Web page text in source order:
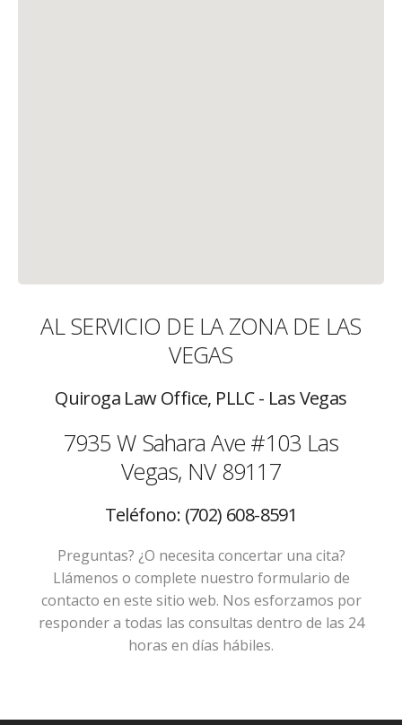
AL SERVICIO DE LA ZONA DE LAS
VEGAS
Quiroga Law Office, PLLC - Las Vegas
7935 W Sahara Ave #103 Las
Vegas, NV 89117
Teléfono: (702) 608-8591
Preguntas? ¿O necesita concertar una cita?
Llámenos o complete nuestro formulario de
contacto en este sitio web. Nos esforzamos por
responder a todas las consultas dentro de las 24
horas en días hábiles.